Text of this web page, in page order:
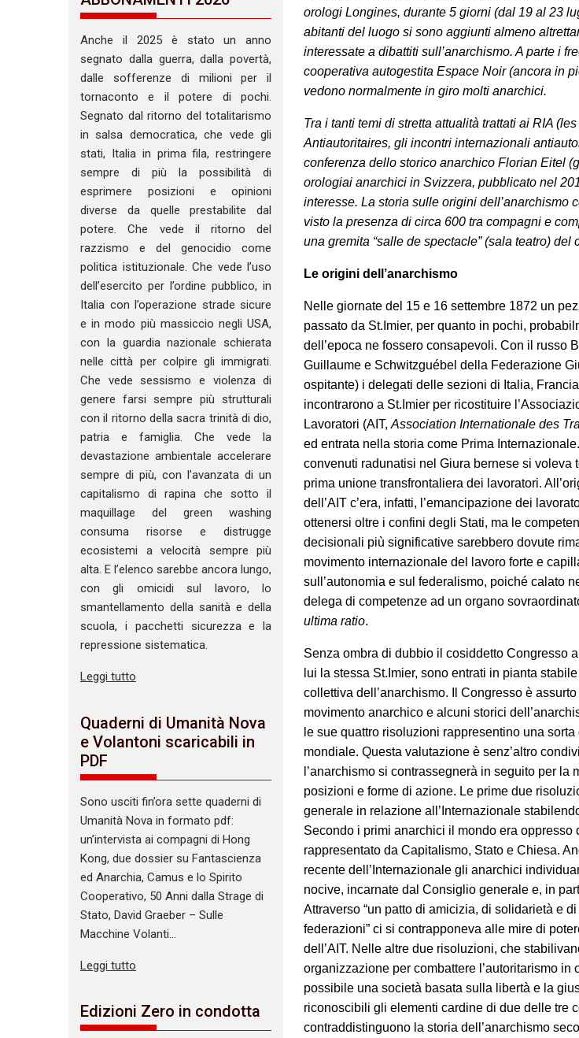
orologi Longines, durante 5 giorni (dal 19 al 23
abitanti del luogo si sono aggiunti almeno
interessate a dibattiti sull’anarchismo. A parte i
cooperativa autogestita Espace Noir (ancora in
vedono normalmente in giro molti anarchici.
Tra i tanti temi di stretta attualità trattati ai RIA
Antiautoritaires, gli incontri internazionali
conferenza dello storico anarchico Florian Eitel
orologiai anarchici in Svizzera, pubblicato nel
interesse. La storia sulle origini dell’anarchismo
visto la presenza di circa 600 tra compagni e
una gremita “salle de spectacle” (sala teatro) del
Le origini dell’anarchismo
Nelle giornate del 15 e 16 settembre 1872 un
passato da St.Imier, per quanto in pochi,
dell’epoca ne fossero consapevoli. Con il russo
Guillaume e Schwitzguébel della Federazione
ospitante) i delegati delle sezioni di Italia,
incontrarono a St.Imier per ricostituire
Lavoratori (AIT, Association Internationale des
ed entrata nella storia come Prima
convenuti radunatisi nel Giura bernese si voleva
prima unione transfrontaliera dei lavoratori.
dell’AIT c’era, infatti, l’emancipazione dei
ottenersi oltre i confini degli Stati, ma le
decisionali più significative sarebbero dovute
movimento internazionale del lavoro forte e
sull’autonomia e sul federalismo, poiché calato
delega di competenze ad un organo
ultima ratio.
Senza ombra di dubbio il cosiddetto Congresso
lui la stessa St.Imier, sono entrati in pianta
collettiva dell’anarchismo. Il Congresso è
movimento anarchico e alcuni storici
le sue quattro risoluzioni rappresentino una
mondiale. Questa valutazione è senz’altro
l’anarchismo si contrassegnerà in seguito per la
posizioni e forme di azione. Le prime due
generale in relazione all’Internazionale
Secondo i primi anarchici il mondo era oppresso
rappresentato da Capitalismo, Stato e Chiesa.
recente dell’Internazionale gli anarchici
nocive, incarnate dal Consiglio generale e, in
Attraverso “un patto di amicizia, di solidarietà e
federazioni” ci si contrapponeva alle mire di
dell’AIT. Nelle altre due risoluzioni, che
organizzazione per combattere l’autoritarismo in
possibile una società basata sulla libertà e la
riconoscibili gli elementi cardine di due delle tre
contraddistinguono la storia dell’anarchismo
Anche il 2025 è stato un anno
segnato dalla guerra, dalla povertà,
dalle sofferenze di milioni per il
tornaconto e il potere di pochi.
Segnato dal ritorno del totalitarismo
in salsa democratica, che vede gli
stati, Italia in prima fila, restringere
sempre di più la possibilità di
esprimere posizioni e opinioni
diverse da quelle prestabilite dal
potere. Che vede il ritorno del
razzismo e del genocidio come
politica istituzionale. Che vede l’uso
dell’esercito per l’ordine pubblico, in
Italia con l’operazione strade sicure
e in modo più massiccio negli USA,
con la guardia nazionale schierata
nelle città per colpire gli immigrati.
Che vede sessismo e violenza di
genere farsi sempre più strutturali
con il ritorno della sacra trinità di dio,
patria e famiglia. Che vede la
devastazione ambientale accelerare
sempre di più, con l’avanzata di un
capitalismo di rapina che sotto il
maquillage del green washing
consuma risorse e distrugge
ecosistemi a velocità sempre più
alta. E l’elenco sarebbe ancora lungo,
con gli omicidi sul lavoro, lo
smantellamento della sanità e della
scuola, i pacchetti sicurezza e la
repressione sistematica.
Leggi tutto
Quaderni di Umanità Nova
e Volantoni scaricabili in
PDF
Sono usciti fin’ora sette quaderni di
Umanità Nova in formato pdf:
un’intervista ai compagni di Hong
Kong, due dossier su Fantascienza
ed Anarchia, Camus e lo Spirito
Cooperativo, 50 Anni dalla Strage di
Stato, David Graeber – Sulle
Macchine Volanti…
Leggi tutto
Edizioni Zero in condotta